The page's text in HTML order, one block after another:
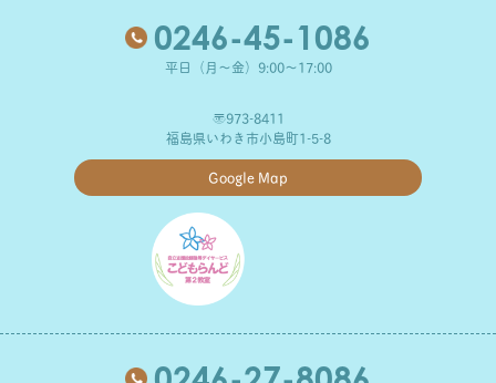
0246-45-1086
平日（月～金）9:00～17:00
〒973-8411
福島県いわき市小島町1-5-8
Google Map